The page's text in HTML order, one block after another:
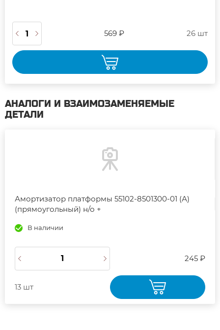
569 ₽ 26 шт
АНАЛОГИ И ВЗАИМОЗАМЕНЯЕМЫЕ
ДЕТАЛИ
Амортизатор платформы 55102-8501300-01 (А)
(прямоугольный) н/о +
В наличии
245 ₽
13 шт